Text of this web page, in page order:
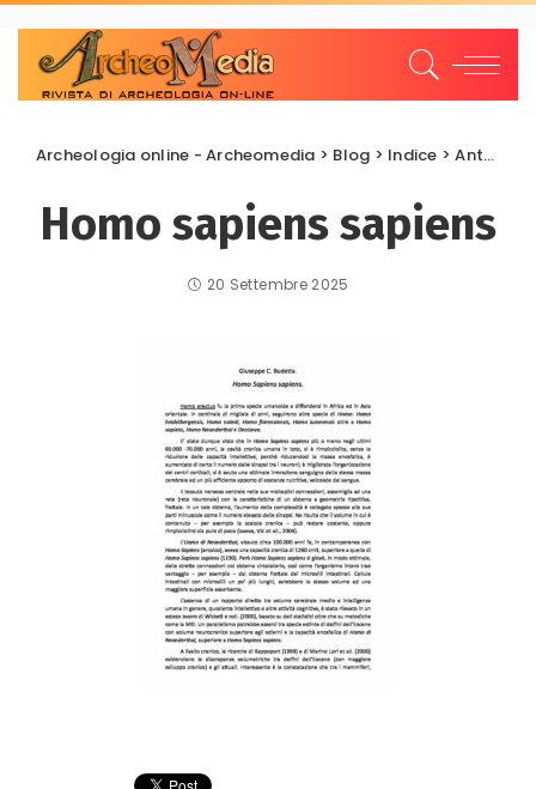
Archeologia online - Archeomedia > Blog > Indice >Antropologia
Homo sapiens sapiens
20 Settembre 2025